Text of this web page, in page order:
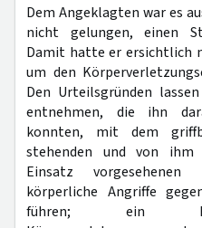
Dem Angeklagten war es
nicht gelungen, einen
Damit hatte er ersichtlich
um den
Den Urteilsgründen
entnehmen, die ihn
konnten, mit dem
stehenden und von ihm
Einsatz vorgesehenen
körperliche Angriffe
führen; ein